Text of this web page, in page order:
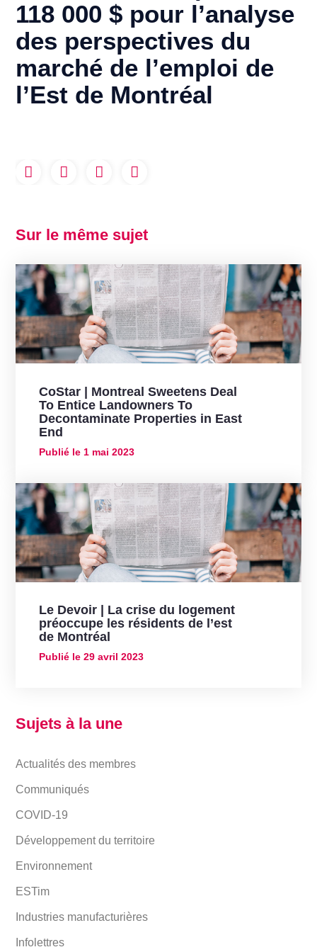
118 000 $ pour l’analyse
des perspectives du
marché de l’emploi de
l’Est de Montréal
Sur le même sujet
CoStar | Montreal Sweetens Deal
To Entice Landowners To
Decontaminate Properties in East
End
Publié le1 mai 2023
Le Devoir | La crise du logement
préoccupe les résidents de l’est
de Montréal
Publié le29 avril 2023
Sujets à la une
Actualités des membres
Communiqués
COVID-19
Développement du territoire
Environnement
ESTim
Industries manufacturières
Infolettres